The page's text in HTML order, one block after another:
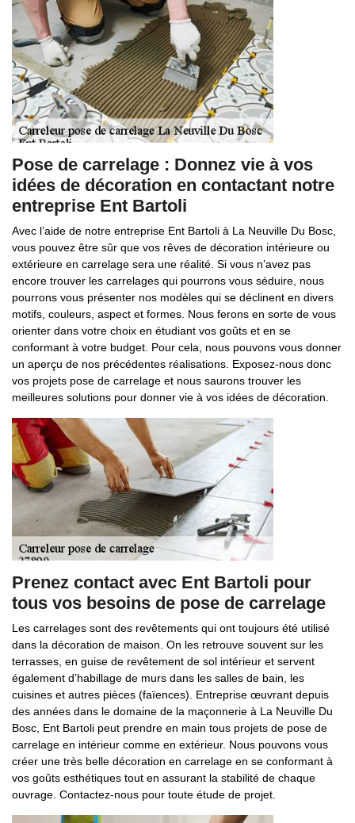
Pose de carrelage : Donnez vie à vos
idées de décoration en contactant notre
entreprise Ent Bartoli
Avec l’aide de notre entreprise Ent Bartoli à La Neuville Du Bosc,
vous pouvez être sûr que vos rêves de décoration intérieure ou
extérieure en carrelage sera une réalité. Si vous n’avez pas
encore trouver les carrelages qui pourrons vous séduire, nous
pourrons vous présenter nos modèles qui se déclinent en divers
motifs, couleurs, aspect et formes. Nous ferons en sorte de vous
orienter dans votre choix en étudiant vos goûts et en se
conformant à votre budget. Pour cela, nous pouvons vous donner
un aperçu de nos précédentes réalisations. Exposez-nous donc
vos projets pose de carrelage et nous saurons trouver les
meilleures solutions pour donner vie à vos idées de décoration.
Prenez contact avec Ent Bartoli pour
tous vos besoins de pose de carrelage
Les carrelages sont des revêtements qui ont toujours été utilisé
dans la décoration de maison. On les retrouve souvent sur les
terrasses, en guise de revêtement de sol intérieur et servent
également d’habillage de murs dans les salles de bain, les
cuisines et autres pièces (faïences). Entreprise œuvrant depuis
des années dans le domaine de la maçonnerie à La Neuville Du
Bosc, Ent Bartoli peut prendre en main tous projets de pose de
carrelage en intérieur comme en extérieur. Nous pouvons vous
créer une très belle décoration en carrelage en se conformant à
vos goûts esthétiques tout en assurant la stabilité de chaque
ouvrage. Contactez-nous pour toute étude de projet.